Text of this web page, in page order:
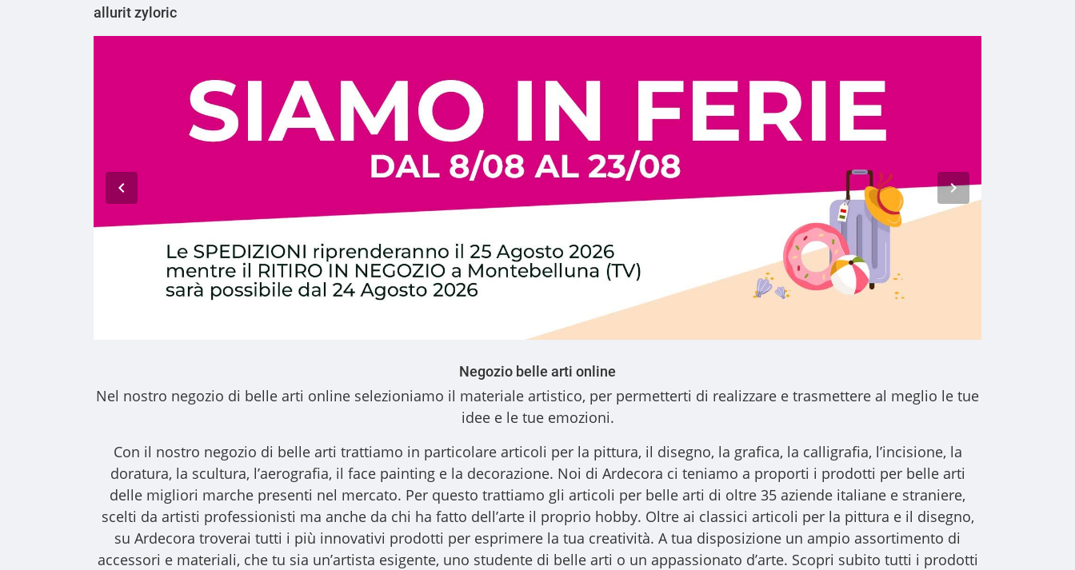
allurit zyloric
Negozio belle arti online
Nel nostro negozio di belle arti online selezioniamo il materiale artistico, per permetterti di realizzare e trasmettere al meglio le tue
idee e le tue emozioni.
Con il nostro negozio di belle arti trattiamo in particolare articoli per la pittura, il disegno, la grafica, la calligrafia, l’incisione, la
doratura, la scultura, l’aerografia, il face painting e la decorazione. Noi di Ardecora ci teniamo a proporti i prodotti per belle arti
delle migliori marche presenti nel mercato. Per questo trattiamo gli articoli per belle arti di oltre 35 aziende italiane e straniere,
scelti da artisti professionisti ma anche da chi ha fatto dell’arte il proprio hobby. Oltre ai classici articoli per la pittura e il disegno,
su Ardecora troverai tutti i più innovativi prodotti per esprimere la tua creatività. A tua disposizione un ampio assortimento di
accessori e materiali, che tu sia un’artista esigente, uno studente di belle arti o un appassionato d’arte. Scopri subito tutti i prodotti